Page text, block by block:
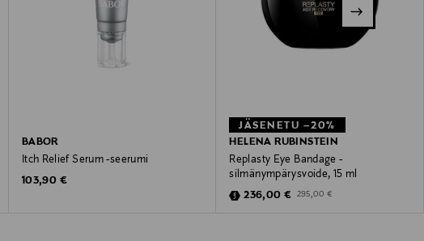
BABOR
Itch Relief Serum -seerumi
Original Price
103,90 €
JÄSENETU –20%
HELENA RUBINSTEIN
Replasty Eye Bandage -
silmänympärysvoide, 15 ml
Discounted Price
236,00 € Original Price
295,00 €